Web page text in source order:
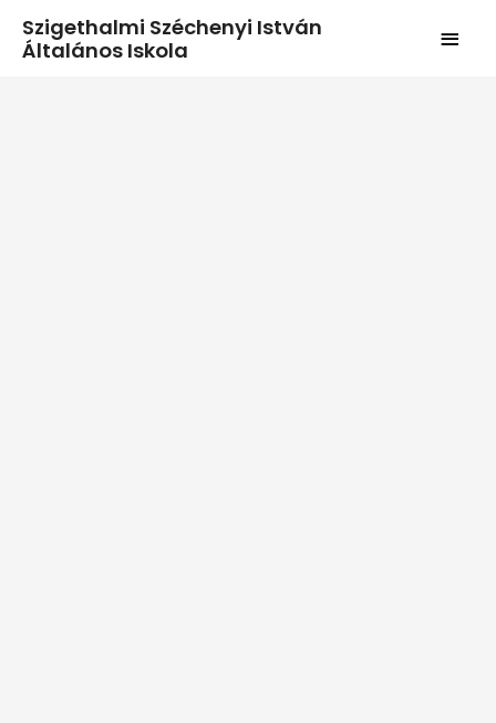
Szigethalmi Széchenyi István
Általános Iskola